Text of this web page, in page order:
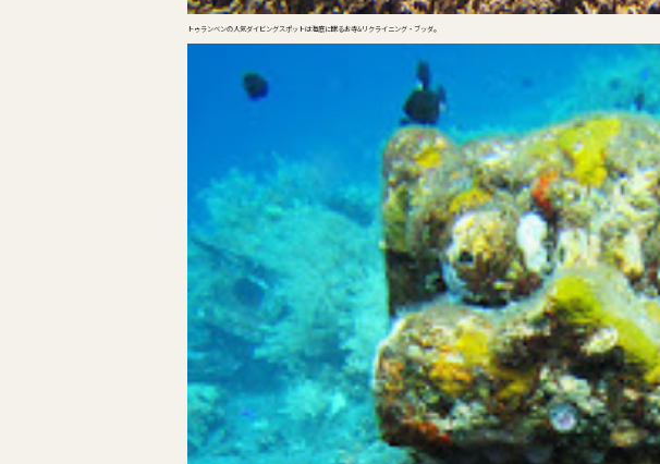
トゥランベンの人気ダイビングスポットは海底に眠るお寺&リクライニング・ブッダ。